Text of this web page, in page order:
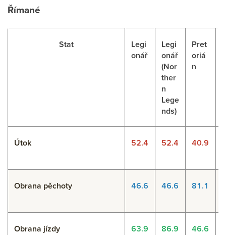
Římané
Stat
Legi
onář
Legi
onář
(Nor
ther
n
Lege
nds)
Pret
oriá
n
Útok 52.4 52.4 40.9
Obrana pěchoty 46.6 46.6 81.1
Obrana jízdy 63.9 86.9 46.6